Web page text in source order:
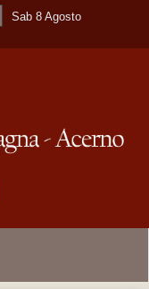
Sab 8 Agosto